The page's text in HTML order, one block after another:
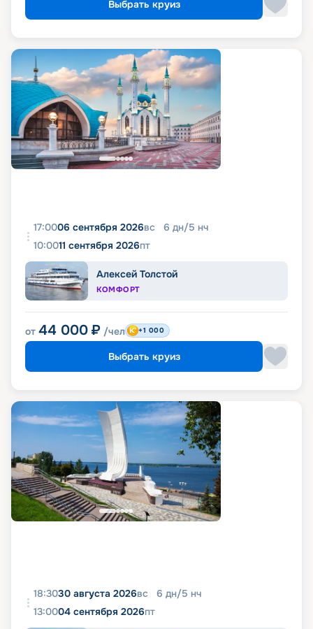
Выбрать круиз
17:0006 сентября 2026вс 6 дн/5 нч
10:0011 сентября 2026пт
Алексей Толстой
КОМФОРТ
от 44 000 ₽ /чел +1 000
Выбрать круиз
18:3030 августа 2026вс 6 дн/5 нч
13:0004 сентября 2026пт